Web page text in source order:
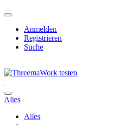
Anmelden
Registrieren
Suche
Alles
Alles